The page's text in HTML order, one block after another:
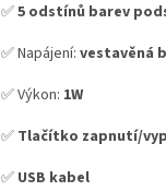
✅5 odstínů barev
✅ Napájení: vestavěná
✅ Výkon: 1W
✅ Tlačítko zapnutí/
✅ USB kabel